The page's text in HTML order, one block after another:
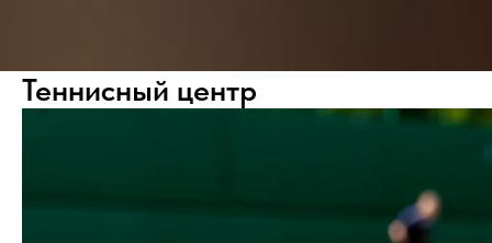
Теннисный центр